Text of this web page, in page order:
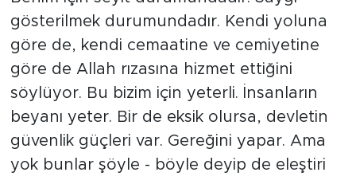
gösterilmek durumundadır. Kendi yoluna
göre de, kendi cemaatine ve cemiyetine
göre de Allah rızasına hizmet ettiğini
söylüyor. Bu bizim için yeterli. İnsanların
beyanı yeter. Bir de eksik olursa, devletin
güvenlik güçleri var. Gereğini yapar. Ama
yok bunlar şöyle - böyle deyip de eleştiri